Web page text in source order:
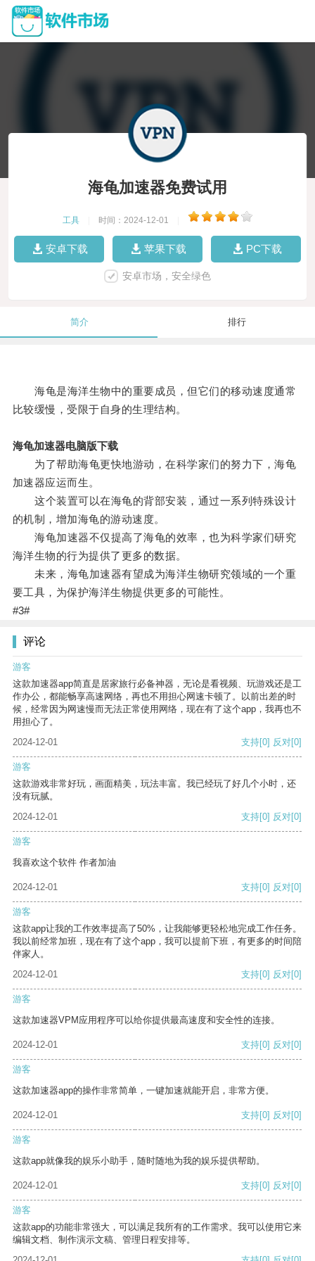
海龟加速器免费试用
工具 时间：2024-12-01
安卓下载 苹果下载 PC下载
安卓市场，安全绿色
简介 排行
海龟是海洋生物中的重要成员，但它们的移动速度通常
比较缓慢，受限于自身的生理结构。
海龟加速器电脑版下载
为了帮助海龟更快地游动，在科学家们的努力下，海龟
加速器应运而生。
这个装置可以在海龟的背部安装，通过一系列特殊设计
的机制，增加海龟的游动速度。
海龟加速器不仅提高了海龟的效率，也为科学家们研究
海洋生物的行为提供了更多的数据。
未来，海龟加速器有望成为海洋生物研究领域的一个重
要工具，为保护海洋生物提供更多的可能性。
#3#
评论
游客
这款加速器app简直是居家旅行必备神器，无论是看视频、玩游戏还是工
作办公，都能畅享高速网络，再也不用担心网速卡顿了。以前出差的时
候，经常因为网速慢而无法正常使用网络，现在有了这个app，我再也不
用担心了。
2024-12-01
支持[0] 反对[0]
游客
这款游戏非常好玩，画面精美，玩法丰富。我已经玩了好几个小时，还
没有玩腻。
2024-12-01
支持[0] 反对[0]
游客
我喜欢这个软件 作者加油
2024-12-01 支持[0] 反对[0]
游客
这款app让我的工作效率提高了50%，让我能够更轻松地完成工作任务。
我以前经常加班，现在有了这个app，我可以提前下班，有更多的时间陪
伴家人。
2024-12-01
支持[0] 反对[0]
游客
这款加速器VPM应用程序可以给你提供最高速度和安全性的连接。
2024-12-01 支持[0] 反对[0]
游客
这款加速器app的操作非常简单，一键加速就能开启，非常方便。
2024-12-01 支持[0] 反对[0]
游客
这款app就像我的娱乐小助手，随时随地为我的娱乐提供帮助。
2024-12-01 支持[0] 反对[0]
游客
这款app的功能非常强大，可以满足我所有的工作需求。我可以使用它来
编辑文档、制作演示文稿、管理日程安排等。